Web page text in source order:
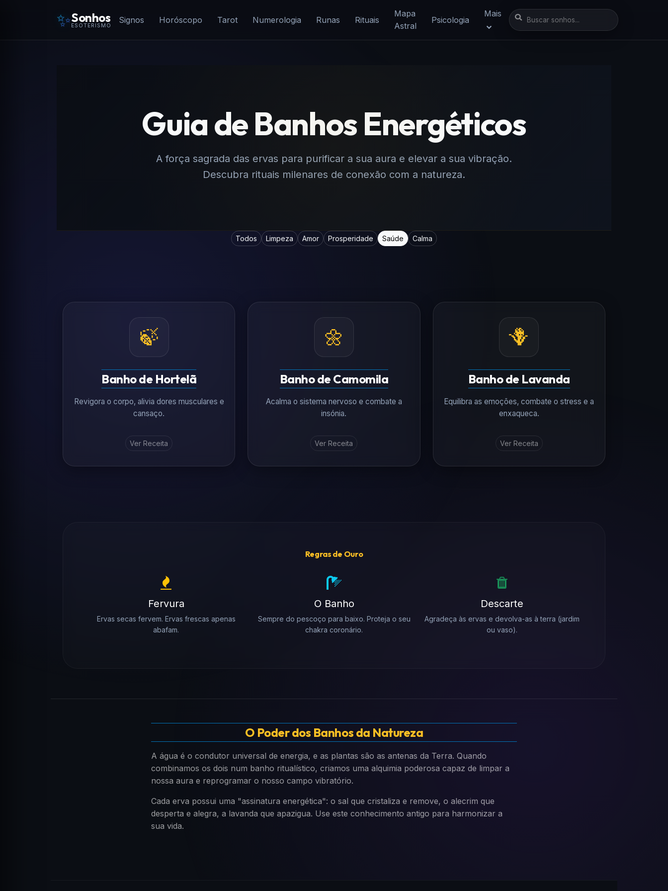
✨Sonhos
ESOTERISMO
Signos Horóscopo Tarot Numerologia Runas Rituais
Mapa
Astral
Psicologia
Mais
Guia de Banhos Energéticos
A força sagrada das ervas para purificar a sua aura e elevar a sua vibração.
Descubra rituais milenares de conexão com a natureza.
Todos Limpeza Amor Prosperidade Saúde Calma
🍃
Banho de Hortelã
Revigora o corpo, alivia dores musculares e
cansaço.
Ver Receita
🌼
Banho de Camomila
Acalma o sistema nervoso e combate a
insónia.
Ver Receita
🪻
Banho de Lavanda
Equilibra as emoções, combate o stress e a
enxaqueca.
Ver Receita
Regras de Ouro
Fervura
Ervas secas fervem. Ervas frescas apenas
abafam.
O Banho
Sempre do pescoço para baixo. Proteja o seu
chakra coronário.
Descarte
Agradeça às ervas e devolva-as à terra (jardim
ou vaso).
O Poder dos Banhos da Natureza
A água é o condutor universal de energia, e as plantas são as antenas da Terra. Quando
combinamos os dois num banho ritualístico, criamos uma alquimia poderosa capaz de limpar a
nossa aura e reprogramar o nosso campo vibratório.
Cada erva possui uma "assinatura energética": o sal que cristaliza e remove, o alecrim que
desperta e alegra, a lavanda que apazigua. Use este conhecimento antigo para harmonizar a
sua vida.